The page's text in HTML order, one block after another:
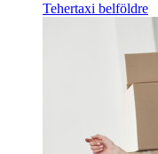
Tehertaxi belföldre